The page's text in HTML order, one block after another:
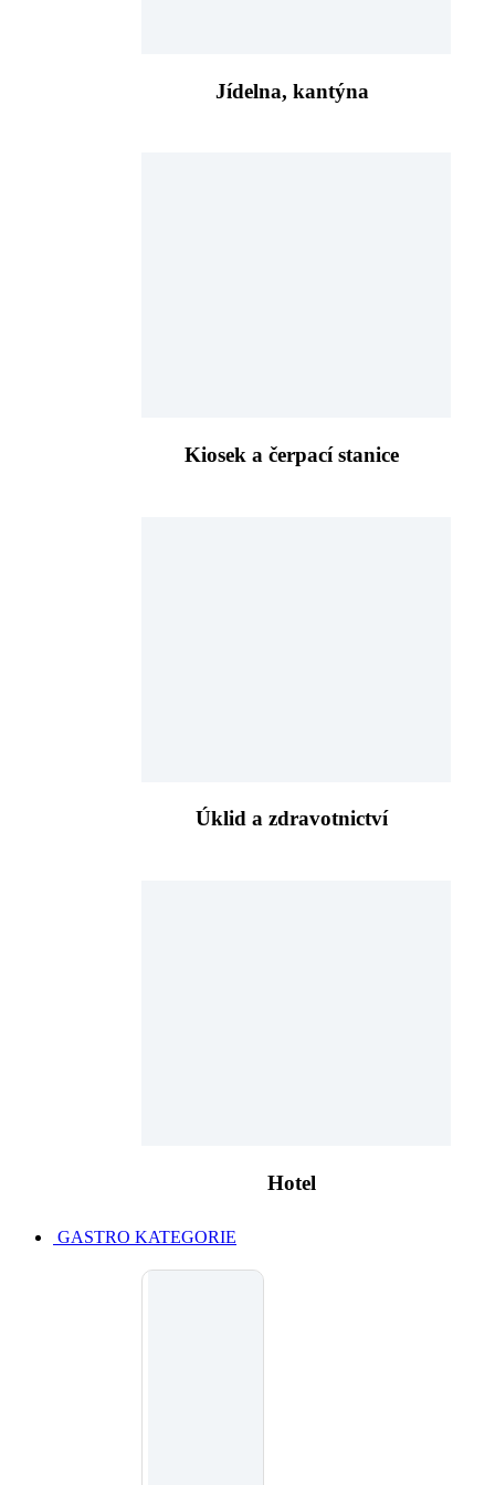
Jídelna, kantýna
Kiosek a čerpací stanice
Úklid a zdravotnictví
Hotel
GASTRO KATEGORIE